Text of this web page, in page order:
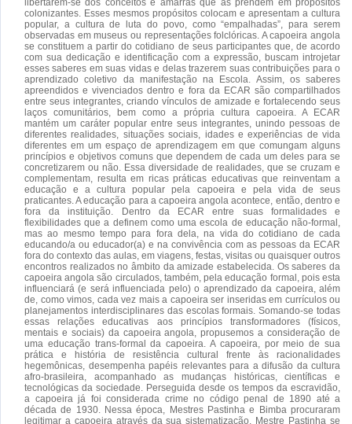
libertarem-se dos conceitos e amarras que as prendem em propósitos
colonizantes. Esses mesmos propósitos colocam e apresentam a cultura
popular, a cultura de luta do povo, como “empalhadas”, para serem
observadas em museus ou representações folclóricas. A capoeira angola
se constituem a partir do cotidiano de seus participantes que, de acordo
com sua dedicação e identificação com a expressão, buscam introjetar
esses saberes em suas vidas e delas trazerem suas contribuições para o
aprendizado coletivo da manifestação na Escola. Assim, os saberes
apreendidos e vivenciados dentro e fora da ECAR são compartilhados
entre seus integrantes, criando vínculos de amizade e fortalecendo seus
laços comunitários, bem como a própria cultura capoeira. A ECAR
mantém um caráter popular entre seus integrantes, unindo pessoas de
diferentes realidades, situações sociais, idades e experiências de vida
diferentes em um espaço de aprendizagem em que comungam alguns
princípios e objetivos comuns que dependem de cada um deles para se
concretizarem ou não. Essa diversidade de realidades, que se cruzam e
complementam, resulta em ricas práticas educativas que reinventam a
educação e a cultura popular pela capoeira e pela vida de seus
praticantes. A educação para a capoeira angola acontece, então, dentro e
fora da instituição. Dentro da ECAR entre suas formalidades e
flexibilidades que a definem como uma escola de educação não-formal,
mas ao mesmo tempo para fora dela, na vida do cotidiano de cada
educando/a ou educador(a) e na convivência com as pessoas da ECAR
fora do contexto das aulas, em viagens, festas, visitas ou quaisquer outros
encontros realizados no âmbito da amizade estabelecida. Os saberes da
capoeira angola são circulados, também, pela educação formal, pois esta
influenciará (e será influenciada pelo) o aprendizado da capoeira, além
de, como vimos, cada vez mais a capoeira ser inseridas em currículos ou
planejamentos interdisciplinares das escolas formais. Somando-se todas
essas relações educativas aos princípios transformadores (físicos,
mentais e sociais) da capoeira angola, propusemos a consideração de
uma educação trans-formal da capoeira. A capoeira, por meio de sua
prática e história de resistência cultural frente às racionalidades
hegemônicas, desempenha papéis relevantes para a difusão da cultura
afro-brasileira, acompanhado as mudanças históricas, científicas e
tecnológicas da sociedade. Perseguida desde os tempos da escravidão,
a capoeira já foi considerada crime no código penal de 1890 até a
década de 1930. Nessa época, Mestres Pastinha e Bimba procuraram
legitimar a capoeira através da sua sistematização. Mestre Pastinha se